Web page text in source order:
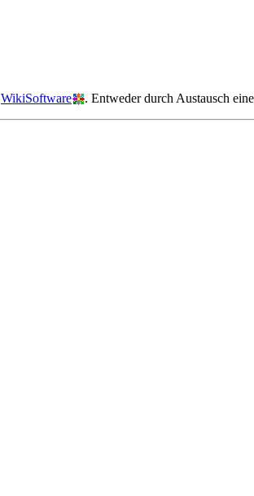
WikiSoftware . Entweder durch Austausch